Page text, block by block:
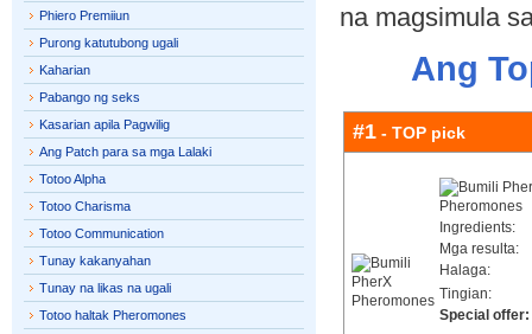
na magsimula
Ang
#1 - TOP pick
Ingredients:
Mga resulta:
Halaga:
Tingian:
Special offer:
Phiero Premiiun
Purong katutubong ugali
Kaharian
Pabango ng seks
Kasarian apila Pagwilig
Ang Patch para sa mga Lalaki
Totoo Alpha
Totoo Charisma
Totoo Communication
Tunay kakanyahan
Tunay na likas na ugali
Totoo haltak Pheromones